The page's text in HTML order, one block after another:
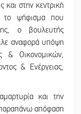
και στην κεντρική
το ψήφισμα που
ο βουλευτής
αναφορά υπόψη
& Οικονομικών,
& Ενέργειας,
και την
παραπάνω απόφαση